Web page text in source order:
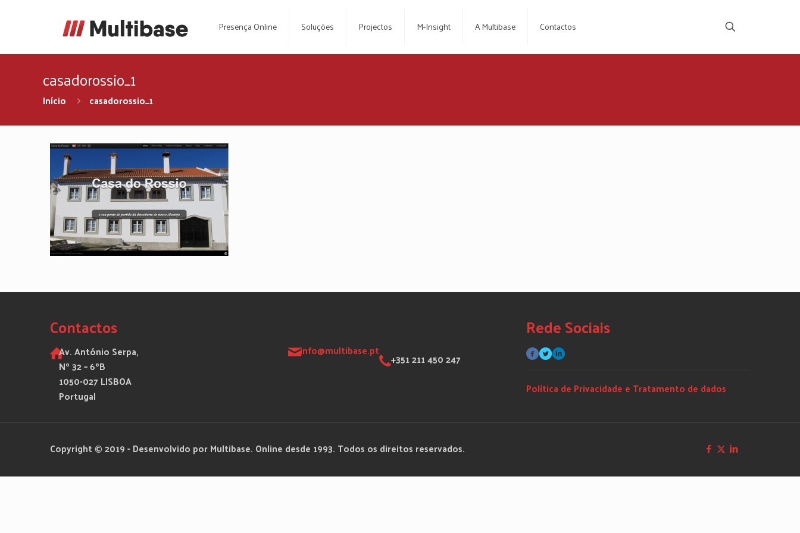
Presença Online Soluções Projectos M-Insight A Multibase Contactos
casadorossio_1
Início casadorossio_1
Contactos
Av. António Serpa,
Nº 32 – 6ºB
1050-027 LISBOA
Portugal
info@multibase.pt
+351 211 450 247
Rede Sociais
Política de Privacidade e Tratamento de dados
Copyright © 2019 - Desenvolvido por Multibase. Online desde 1993. Todos os direitos reservados.